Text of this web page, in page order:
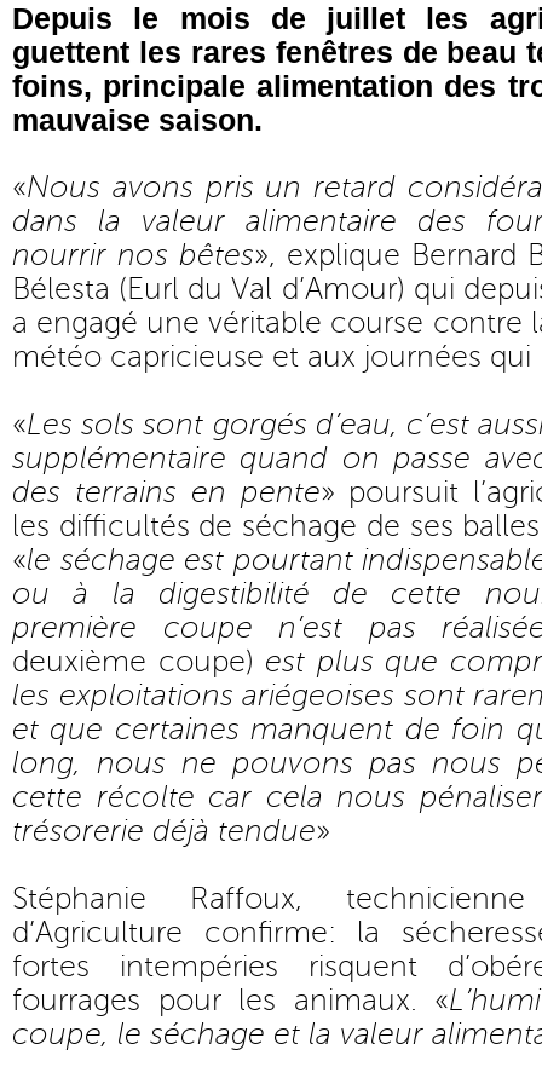
Depuis le mois de juillet les
guettent les rares fenêtres de beau
foins, principale alimentation des
mauvaise saison.
«Nous avons pris un retard
dans la valeur alimentaire des
nourrir nos bêtes», explique Bernard
Bélesta (Eurl du Val d’Amour) qui
a engagé une véritable course contre
météo capricieuse et aux journées
«Les sols sont gorgés d’eau, c’est
supplémentaire quand on passe
des terrains en pente» poursuit
les difficultés de séchage de ses
«le séchage est pourtant
ou à la digestibilité de cette
première coupe n’est pas
deuxième coupe) est plus que
les exploitations ariégeoises sont
et que certaines manquent de foin
long, nous ne pouvons pas nous
cette récolte car cela nous
trésorerie déjà tendue»
Stéphanie Raffoux,
d’Agriculture confirme: la
fortes intempéries risquent
fourrages pour les animaux. «
coupe, le séchage et la valeur